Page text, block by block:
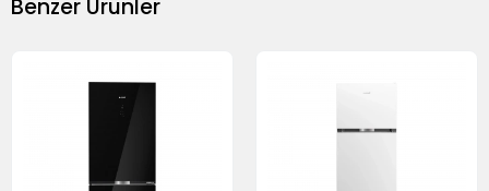
Benzer Ürünler